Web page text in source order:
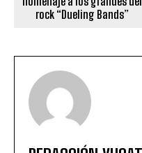
rock “Dueling Bands”